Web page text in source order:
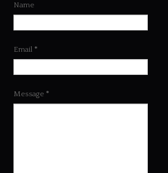
Name
Email *
Message *